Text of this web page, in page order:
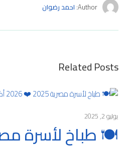
Author: احمد رضوان
Related Posts
يوليو 2, 2025